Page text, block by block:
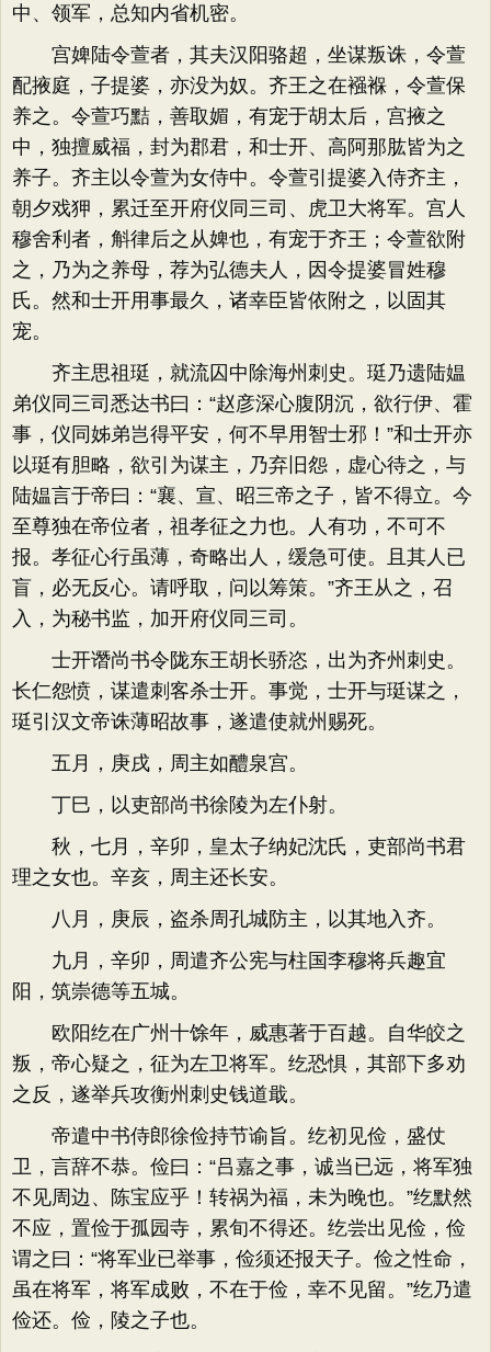
中、领军，总知内省机密。
宫婢陆令萱者，其夫汉阳骆超，坐谋叛诛，令萱
配掖庭，子提婆，亦没为奴。齐王之在襁褓，令萱保
养之。令萱巧黠，善取媚，有宠于胡太后，宫掖之
中，独擅威福，封为郡君，和士开、高阿那肱皆为之
养子。齐主以令萱为女侍中。令萱引提婆入侍齐主，
朝夕戏狎，累迁至开府仪同三司、虎卫大将军。宫人
穆舍利者，斛律后之从婢也，有宠于齐王；令萱欲附
之，乃为之养母，荐为弘德夫人，因令提婆冒姓穆
氏。然和士开用事最久，诸幸臣皆依附之，以固其
宠。
齐主思祖珽，就流囚中除海州刺史。珽乃遗陆媪
弟仪同三司悉达书曰：“赵彦深心腹阴沉，欲行伊、霍
事，仪同姊弟岂得平安，何不早用智士邪！”和士开亦
以珽有胆略，欲引为谋主，乃弃旧怨，虚心待之，与
陆媪言于帝曰：“襄、宣、昭三帝之子，皆不得立。今
至尊独在帝位者，祖孝征之力也。人有功，不可不
报。孝征心行虽薄，奇略出人，缓急可使。且其人已
盲，必无反心。请呼取，问以筹策。”齐王从之，召
入，为秘书监，加开府仪同三司。
士开谮尚书令陇东王胡长骄恣，出为齐州刺史。
长仁怨愤，谋遣刺客杀士开。事觉，士开与珽谋之，
珽引汉文帝诛薄昭故事，遂遣使就州赐死。
五月，庚戌，周主如醴泉宫。
丁巳，以吏部尚书徐陵为左仆射。
秋，七月，辛卯，皇太子纳妃沈氏，吏部尚书君
理之女也。辛亥，周主还长安。
八月，庚辰，盗杀周孔城防主，以其地入齐。
九月，辛卯，周遣齐公宪与柱国李穆将兵趣宜
阳，筑崇德等五城。
欧阳纥在广州十馀年，威惠著于百越。自华皎之
叛，帝心疑之，征为左卫将军。纥恐惧，其部下多劝
之反，遂举兵攻衡州刺史钱道戢。
帝遣中书侍郎徐俭持节谕旨。纥初见俭，盛仗
卫，言辞不恭。俭曰：“吕嘉之事，诚当已远，将军独
不见周边、陈宝应乎！转祸为福，未为晚也。”纥默然
不应，置俭于孤园寺，累旬不得还。纥尝出见俭，俭
谓之曰：“将军业已举事，俭须还报天子。俭之性命，
虽在将军，将军成败，不在于俭，幸不见留。”纥乃遣
俭还。俭，陵之子也。